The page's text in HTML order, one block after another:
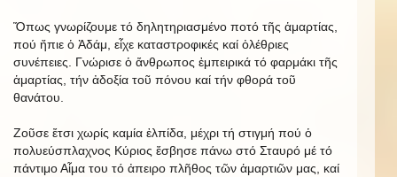
Ὅπως γνωρίζουμε τό δηλητηριασμένο ποτό τῆς ἁμαρτίας,
πού ἤπιε ὁ Ἀδάμ, εἶχε καταστροφικές καί ὀλέθριες
συνέπειες. Γνώρισε ὁ ἄνθρωπος ἐμπειρικά τό φαρμάκι τῆς
ἁμαρτίας, τήν ἀδοξία τοῦ πόνου καί τήν φθορά τοῦ
θανάτου.
Ζοῦσε ἔτσι χωρίς καμία ἐλπίδα, μέχρι τή στιγμή πού ὁ
πολυεύσπλαχνος Κύριος ἔσβησε πάνω στό Σταυρό μέ τό
πάντιμο Αἷμα του τό ἀπειρο πλῆθος τῶν ἁμαρτιῶν μας, καί